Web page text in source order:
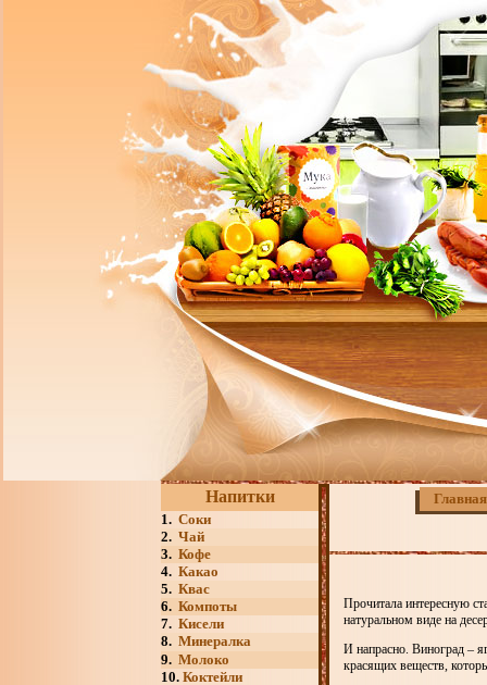
Напитки
1. Соки
2. Чай
3. Кофе
4. Какао
5. Квас
6. Компоты
7. Кисели
8. Минералка
9. Молоко
10. Коктейли
Главная
Прочитала интересную
натуральном виде на
И напрасно. Виноград –
красящих веществ,